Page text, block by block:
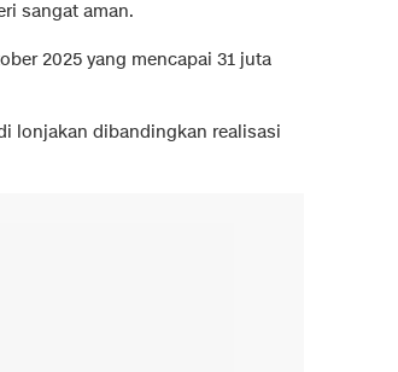
sangat aman.
2025 yang mencapai 31 juta
lonjakan dibandingkan realisasi